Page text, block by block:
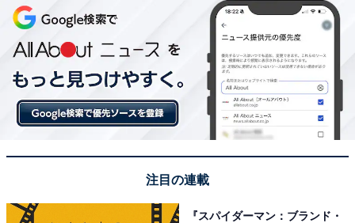
注目の連載
『スパイダーマン：ブランド・